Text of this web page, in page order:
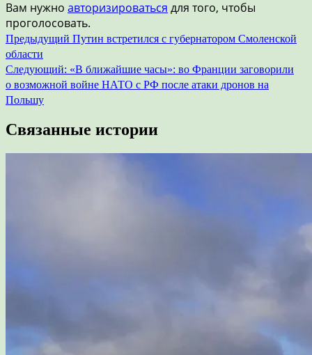
Вам нужно авторизироваться для того, чтобы
проголосовать.
Навигация
по
записям
Предыдущий Путин встретился с губернатором Смоленской
области
Следующий: «В ближайшие часы»: во Франции заговорили
о возможной войне НАТО с РФ после атаки дронов на
Польшу
Связанные истории